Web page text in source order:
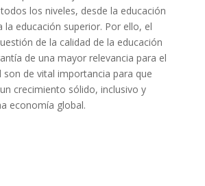
los niveles, desde la educación
la educación superior. Por ello, el
de la calidad de la educación
de una mayor relevancia para el
de vital importancia para que
crecimiento sólido, inclusivo y
economía global.